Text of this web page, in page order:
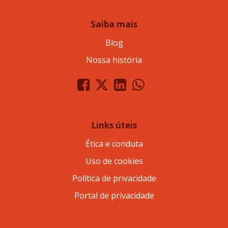
Saiba mais
Blog
Nossa história
Links úteis
Ética e conduta
Uso de cookies
Política de privacidade
Portal de privacidade